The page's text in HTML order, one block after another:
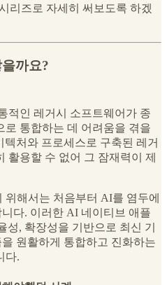
리즈로 자세히 써보도록 하겠
까요?
적인 레거시 소프트웨어가 종
통합하는 데 어려움을 겪을
처와 프로세스로 구축된 레거
활용할 수 없어 그 잠재력이 제
해서는 처음부터 AI를 염두에
다. 이러한 AI 네이티브 애플
성, 확장성을 기반으로 최신 기
원활하게 통합하고 진화하는
다.